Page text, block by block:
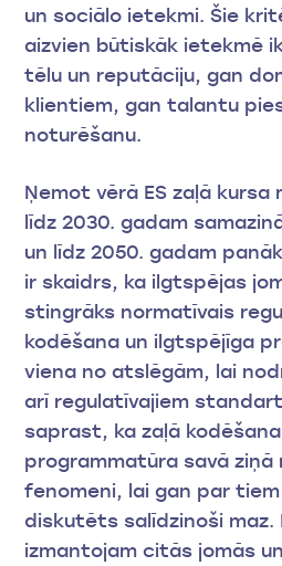
un sociālo ietekmi. Šie
aizvien būtiskāk ietekmē
tēlu un reputāciju, gan
klientiem, gan talantu
noturēšanu.
Ņemot vērā ES zaļā
līdz 2030. gadam
un līdz 2050. gadam
ir skaidrs, ka ilgtspējas
stingrāks normatīvais
kodēšana un ilgtspējīga
viena no atslēgām, lai
arī regulatīvajiem
saprast, ka zaļā
programmatūra savā ziņā
fenomeni, lai gan par
diskutēts salīdzinoši maz.
izmantojam citās jomās